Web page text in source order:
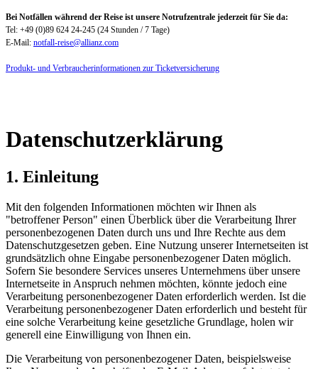
Bei Notfällen während der Reise ist unsere Notrufzentrale jederzeit für Sie da:
Tel: +49 (0)89 624 24-245 (24 Stunden / 7 Tage)
E-Mail: notfall-reise@allianz.com
Produkt- und Verbraucherinformationen zur Ticketversicherung
Datenschutzerklärung
1. Einleitung
Mit den folgenden Informationen möchten wir Ihnen als
"betroffener Person" einen Überblick über die Verarbeitung Ihrer
personenbezogenen Daten durch uns und Ihre Rechte aus dem
Datenschutzgesetzen geben. Eine Nutzung unserer Internetseiten ist
grundsätzlich ohne Eingabe personenbezogener Daten möglich.
Sofern Sie besondere Services unseres Unternehmens über unsere
Internetseite in Anspruch nehmen möchten, könnte jedoch eine
Verarbeitung personenbezogener Daten erforderlich werden. Ist die
Verarbeitung personenbezogener Daten erforderlich und besteht für
eine solche Verarbeitung keine gesetzliche Grundlage, holen wir
generell eine Einwilligung von Ihnen ein.
Die Verarbeitung von personenbezogener Daten, beispielsweise